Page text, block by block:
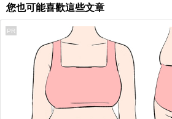
您也可能喜歡這些文章
PR